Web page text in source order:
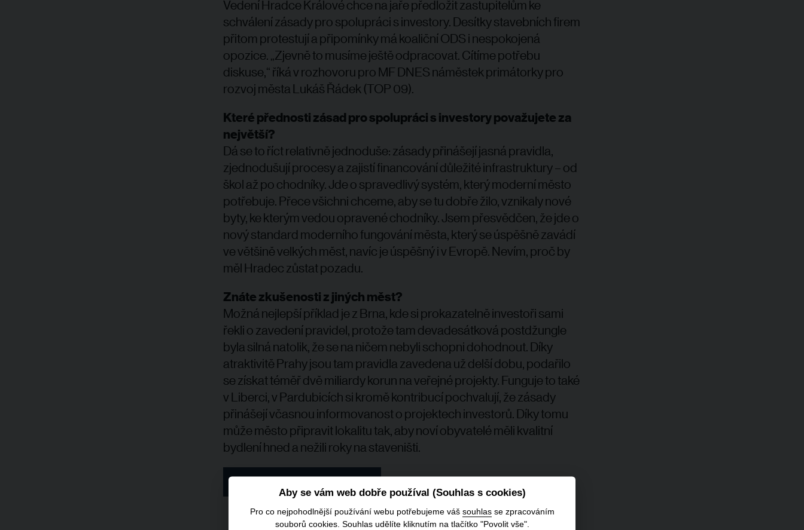
Vedení Hradce Králové chce na jaře předložit zastupitelům ke
schválení zásady pro spolupráci s investory. Desítky stavebních firem
přitom protestují a připomínky má koaliční ODS i nespokojená
opozice. „Zjevně to musíme ještě odpracovat. Cítíme potřebu
diskuse,“ říká v rozhovoru pro MF DNES náměstek primátorky pro
rozvoj města Lukáš Řádek (TOP 09).
Které přednosti zásad pro spolupráci s investory považujete za
největší?
Dá se to říct relativně jednoduše: zásady přinášejí jasná pravidla,
zjednodušují procesy a zajistí financování důležité infrastruktury – od
škol až po chodníky. Jde o spravedlivý systém, který moderní město
potřebuje. Přece všichni chceme, aby se tu dobře žilo, vznikaly nové
byty, ke kterým vedou opravené chodníky. Jsem přesvědčen, že jde o
nový standard moderního fungování města, který se úspěšně zavádí
ve většině velkých měst, navíc je úspěšný i v Evropě. Nevím, proč by
měl Hradec zůstat pozadu.
Znáte zkušenosti z jiných měst?
Možná nejlepší příklad je z Brna, kde si prokazatelně investoři sami
řekli o zavedení pravidel, protože tam devadesátková postdžungle
byla silná natolik, že se na ničem nebyli schopni dohodnout. Díky
atraktivitě Prahy jsou tam pravidla zavedena už delší dobu, podařilo
se získat téměř dvě miliardy korun na veřejné projekty. Funguje to také
v Liberci, v Pardubicích si kromě kontribucí pochvalují, že zásady
přinášejí včasnou informovanost o projektech investorů. Díky tomu
může město připravit lokalitu tak, aby noví obyvatelé měli kvalitní
bydlení hned a nežili roky na staveništi.
Aby se vám web dobře používal (Souhlas s cookies)
Pro co nejpohodlnější používání webu potřebujeme váš souhlasse zpracováním
souborů cookies. Souhlas udělíte kliknutím na tlačítko "Povolit vše".